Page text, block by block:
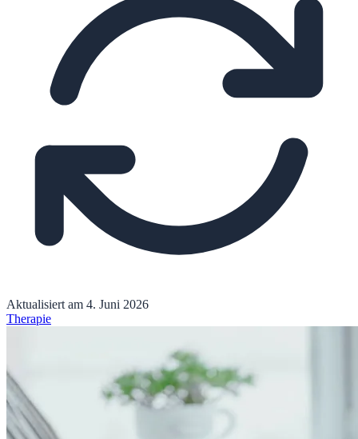
Aktualisiert am 4. Juni 2026
Therapie